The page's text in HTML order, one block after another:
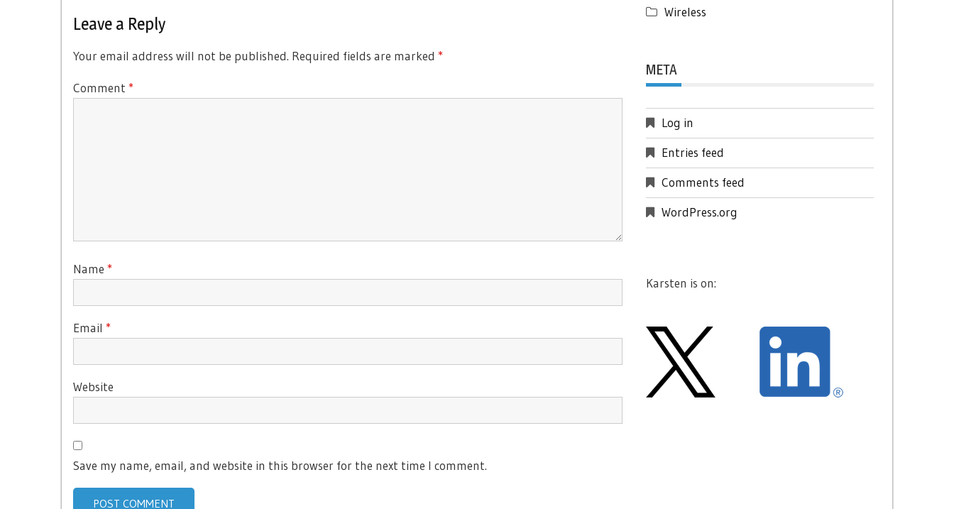
Leave a Reply
Your email address will not be published. Required fields are marked *
Comment *
Name *
Email *
Website
Save my name, email, and website in this browser for the next time I comment.
Wireless
META
Log in
Entries feed
Comments feed
WordPress.org
Karsten is on: